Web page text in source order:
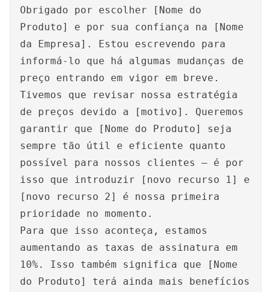
Obrigado por escolher [Nome do
Produto] e por sua confiança na [Nome
da Empresa]. Estou escrevendo para
informá-lo que há algumas mudanças de
preço entrando em vigor em breve.
Tivemos que revisar nossa estratégia
de preços devido a [motivo]. Queremos
garantir que [Nome do Produto] seja
sempre tão útil e eficiente quanto
possível para nossos clientes – é por
isso que introduzir [novo recurso 1] e
[novo recurso 2] é nossa primeira
prioridade no momento.
Para que isso aconteça, estamos
aumentando as taxas de assinatura em
10%. Isso também significa que [Nome
do Produto] terá ainda mais benefícios